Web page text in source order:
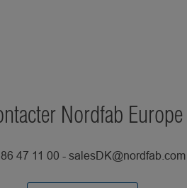
Nordfab Europe
47 11 00 - salesDK@nordfab.com